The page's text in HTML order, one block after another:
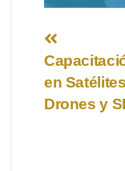
de
en
Drones y